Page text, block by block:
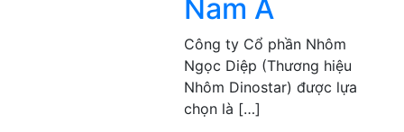
Nam Á
Công ty Cổ phần Nhôm
Ngọc Diệp (Thương hiệu
Nhôm Dinostar) được lựa
chọn là […]